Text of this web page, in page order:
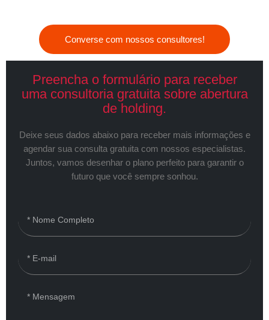
Converse com nossos consultores!
Preencha o formulário para receber
uma consultoria gratuita sobre abertura
de holding.
Deixe seus dados abaixo para receber mais informações e
agendar sua consulta gratuita com nossos especialistas.
Juntos, vamos desenhar o plano perfeito para garantir o
futuro que você sempre sonhou.